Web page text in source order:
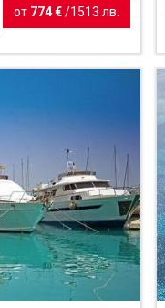
от 774 € / 1513 лв.